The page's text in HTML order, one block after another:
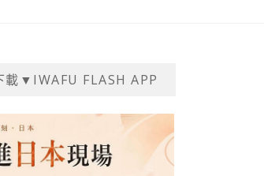
載▼IWAFU FLASH APP